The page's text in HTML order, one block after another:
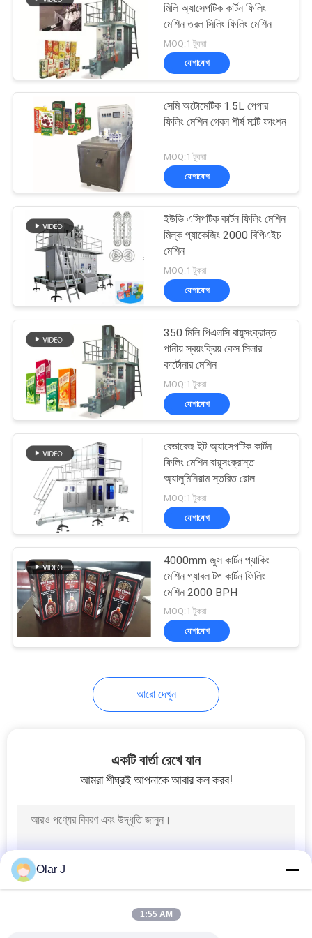
স্বয়ংক্রিয় কার্টনিং মেশিন
অ্যাসেপটিক কার্টন ফিলিং
মেশিন
রোবট প্যালেটিজার মেশিন
12
কাপ ফিলিং সিলিং মেশিন
কমপ্রেসর
পিস্টন সংকোচকারীকে
পুনরুদ্ধার করা হচ্ছে
মিলি অ্যাসেপটিক কার্টন ফিলিং
মেশিন তরল সিলিং ফিলিং মেশিন
MOQ:1 টুকরা
যোগাযোগ
সেমি অটোমেটিক 1.5L পেপার
ফিলিং মেশিন গেবল শীর্ষ মাল্টি ফাংশন
MOQ:1 টুকরা
যোগাযোগ
ইউভি এসিপটিক কার্টন ফিলিং মেশিন
মিল্ক প্যাকেজিং 2000 বিপিএইচ
মেশিন
MOQ:1 টুকরা
যোগাযোগ
350 মিলি পিএলসি বায়ুসংক্রান্ত
পানীয় স্বয়ংক্রিয় কেস সিলার
কার্টোনার মেশিন
MOQ:1 টুকরা
যোগাযোগ
বেভারেজ ইট অ্যাসেপটিক কার্টন
ফিলিং মেশিন বায়ুসংক্রান্ত
অ্যালুমিনিয়াম স্তরিত রোল
MOQ:1 টুকরা
যোগাযোগ
4000mm জুস কার্টন প্যাকিং
মেশিন গ্যাবল টপ কার্টন ফিলিং
মেশিন 2000 BPH
MOQ:1 টুকরা
যোগাযোগ
আরো দেখুন
একটি বার্তা রেখে যান
আমরা শীঘ্রই আপনাকে আবার কল করব!
Olar J
1:55 AM